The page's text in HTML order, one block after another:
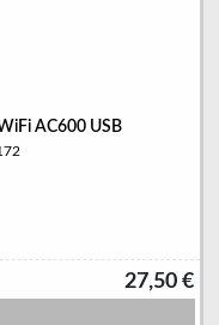
AC600 USB
27,50 €